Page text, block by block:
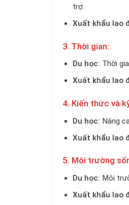
trợ.
Xuất khẩu lao
3. Thời gian:
Du học: Thời
Xuất khẩu lao
4. Kiến thức và
Du học: Nâng
Xuất khẩu lao
5. Môi trường
Du học: Môi
Xuất khẩu lao